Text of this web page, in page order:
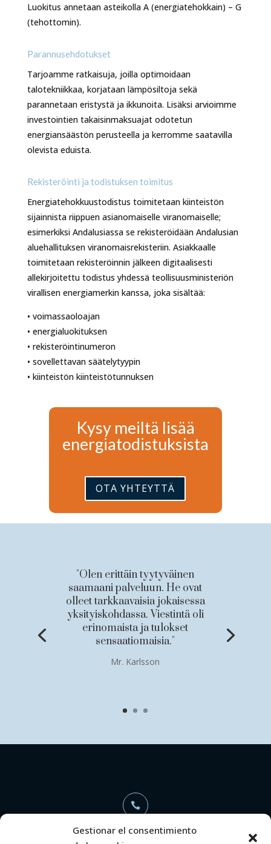
Gestionar el consentimiento
Luokitus annetaan asteikolla A (energiatehokkain) – G
(tehottomin).
Parannusehdotukset
Tarjoamme ratkaisuja, joilla optimoidaan
talotekniikkaa, korjataan lämpösiltoja sekä
parannetaan eristystä ja ikkunoita. Lisäksi arvioimme
investointien takaisinmaksuajat odotetun
energiansäästön perusteella ja kerromme saatavilla
olevista eduista.
Rekisteröinti ja todistuksen toimitus
Energiatehokkuustodistus toimitetaan kiinteistön
sijainnista riippuen asianomaiselle viranomaiselle;
esimerkiksi Andalusiassa se rekisteröidään Andalusian
aluehallituksen viranomaisrekisteriin. Asiakkaalle
toimitetaan rekisteröinnin jälkeen digitaalisesti
allekirjoitettu todistus yhdessä teollisuusministeriön
virallisen energiamerkin kanssa, joka sisältää:
• voimassaoloajan
• energialuokituksen
• rekisteröintinumeron
• sovellettavan säätelytyypin
• kiinteistön kiinteistötunnuksen
Kysy meiltä lisää
energiatodistuksista
OTA YHTEYTTÄ
"Olen erittäin tyytyväinen
saamaani palveluun. He ovat
olleet tarkkaavaisia jokaisessa
yksityiskohdassa. Viestintä oli
erinomaista ja tulokset
sensaatiomaisia."
Mr. Karlsson
